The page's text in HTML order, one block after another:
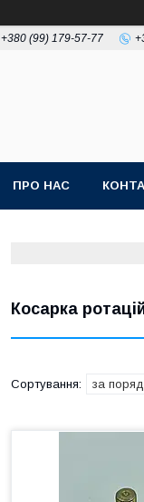
+380 (99) 179-57-77
ПРО НАС
Косарка